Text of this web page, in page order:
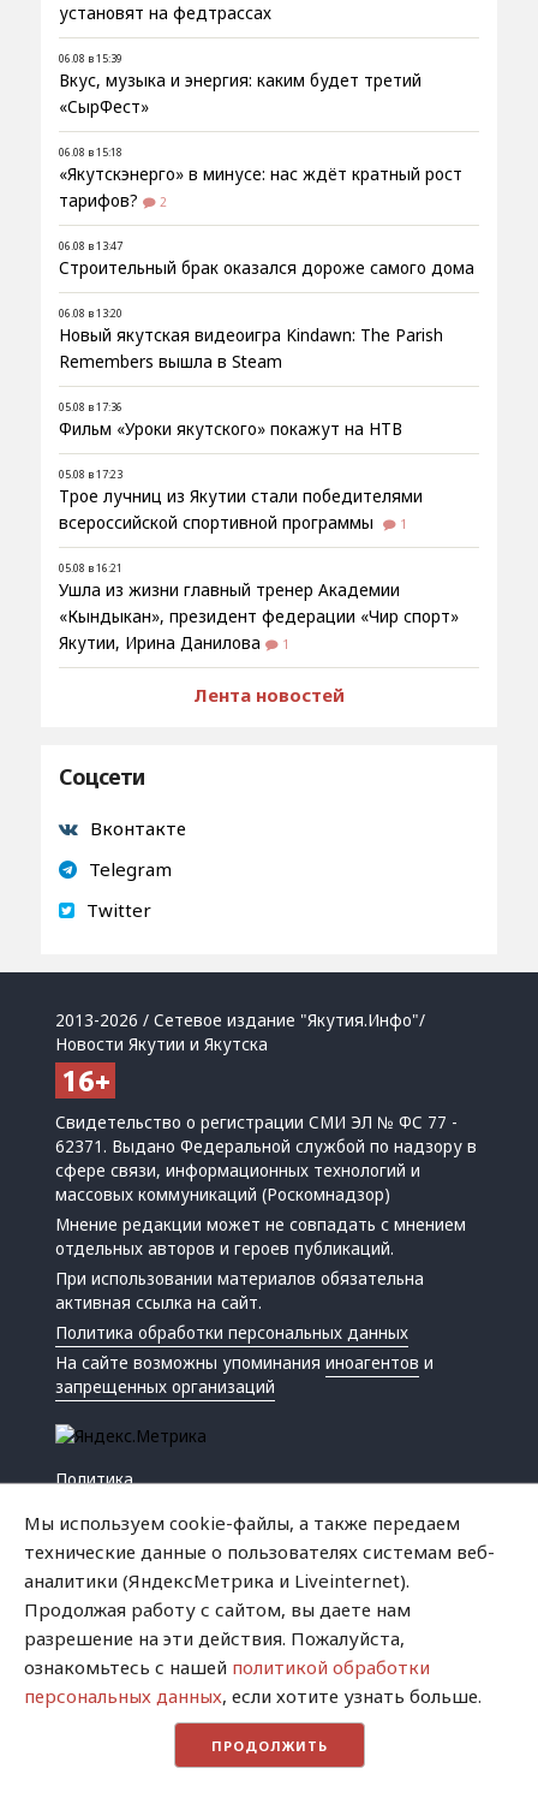
установят на федтрассах
06.08 в 15:39
Вкус, музыка и энергия: каким будет третий
«СырФест»
06.08 в 15:18
«Якутскэнерго» в минусе: нас ждёт кратный рост
тарифов?
2
06.08 в 13:47
Строительный брак оказался дороже самого дома
06.08 в 13:20
Новый якутская видеоигра Kindawn: The Parish
Remembers вышла в Steam
05.08 в 17:36
Фильм «Уроки якутского» покажут на НТВ
05.08 в 17:23
Трое лучниц из Якутии стали победителями
всероссийской спортивной программы
1
05.08 в 16:21
Ушла из жизни главный тренер Академии
«Кындыкан», президент федерации «Чир спорт»
Якутии, Ирина Данилова
1
Лента новостей
Соцсети
Вконтакте
Telegram
Twitter
2013-2026 / Сетевое издание "Якутия.Инфо"/
Новости Якутии и Якутска
Свидетельство о регистрации СМИ ЭЛ № ФС 77 -
62371. Выдано Федеральной службой по надзору в
сфере связи, информационных технологий и
массовых коммуникаций (Роскомнадзор)
Мнение редакции может не совпадать с мнением
отдельных авторов и героев публикаций.
При использовании материалов обязательна
активная ссылка на сайт.
Политика обработки персональных данных
На сайте возможны упоминанияиноагентов и
запрещенных организаций
Политика
Криминал
Успех
Хватит это терпеть
Мы используем cookie-файлы, а также передаем
технические данные о пользователях системам веб-
аналитики (ЯндексМетрика и Liveinternet).
Продолжая работу с сайтом, вы даете нам
разрешение на эти действия. Пожалуйста,
ознакомьтесь с нашей политикой обработки
персональных данных, если хотите узнать больше.
ПРОДОЛЖИТЬ